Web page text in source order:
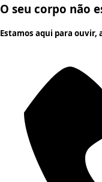
O seu corpo não
Estamos aqui para ouvir,